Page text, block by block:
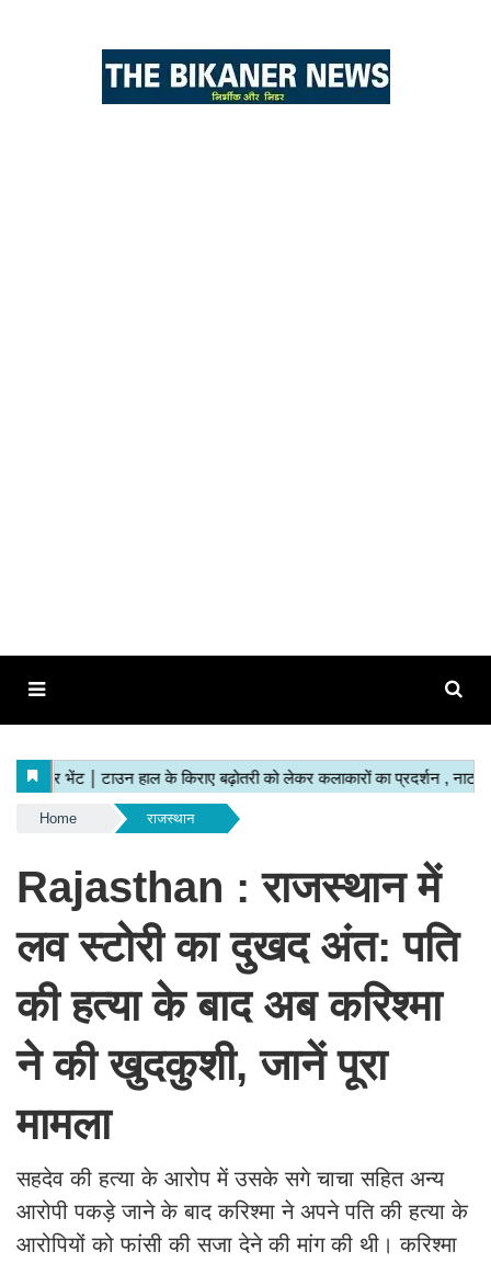
Home राजस्थान
Rajasthan : राजस्थान में
लव स्टोरी का दुखद अंत: पति
की हत्या के बाद अब करिश्मा
ने की खुदकुशी, जानें पूरा
मामला
सहदेव की हत्या के आरोप में उसके सगे चाचा सहित अन्य
आरोपी पकड़े जाने के बाद करिश्मा ने अपने पति की हत्या के
आरोपियों को फांसी की सजा देने की मांग की थी। करिश्मा